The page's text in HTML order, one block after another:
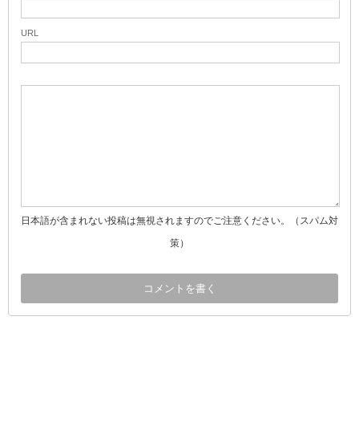
URL
日本語が含まれない投稿は無視されますのでご注意ください。（スパム対
策）